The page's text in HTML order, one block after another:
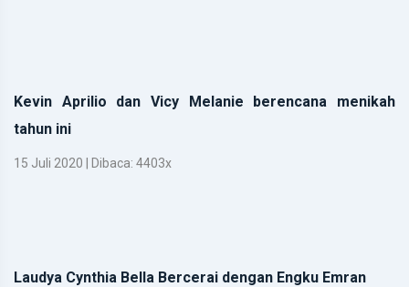
Kevin Aprilio dan Vicy Melanie berencana menikah
tahun ini
15 Juli 2020 | Dibaca: 4403x
Laudya Cynthia Bella Bercerai dengan Engku Emran